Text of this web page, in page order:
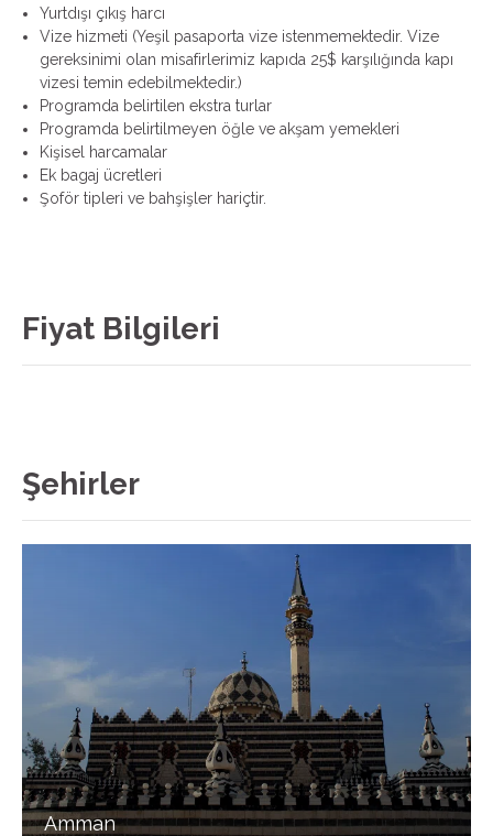
Yurtdışı çıkış harcı
Vize hizmeti (Yeşil pasaporta vize istenmemektedir. Vize
gereksinimi olan misafirlerimiz kapıda 25$ karşılığında kapı
vizesi temin edebilmektedir.)
Programda belirtilen ekstra turlar
Programda belirtilmeyen öğle ve akşam yemekleri
Kişisel harcamalar
Ek bagaj ücretleri
Şoför tipleri ve bahşişler hariçtir.
Fiyat Bilgileri
Şehirler
Amman